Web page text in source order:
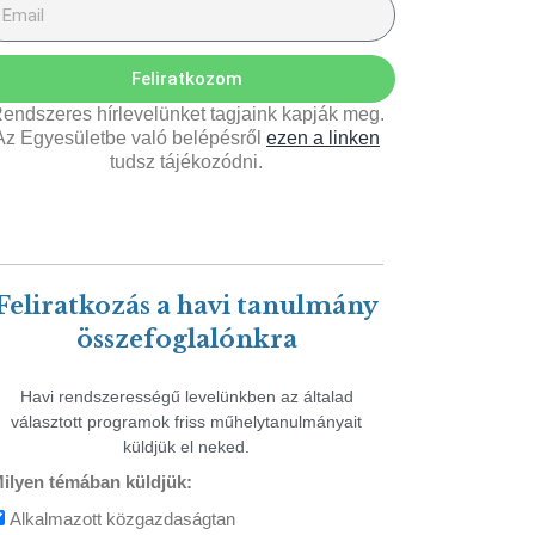
Feliratkozom
hírlevelünket tagjaink kapják meg.
Egyesületbe való belépésről ezen a linken
tudsz tájékozódni.
a havi tanulmány
összefoglalónkra
Havi rendszerességű levelünkben az általad
választott programok friss műhelytanulmányait
küldjük el neked.
témában küldjük:
Alkalmazott közgazdaságtan